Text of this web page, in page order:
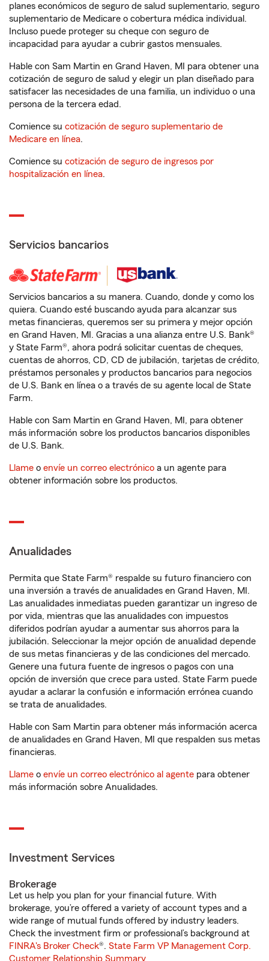
planes económicos de seguro de salud suplementario, seguro
suplementario de Medicare o cobertura médica individual.
Incluso puede proteger su cheque con seguro de
incapacidad para ayudar a cubrir gastos mensuales.
Hable con Sam Martin en Grand Haven, MI para obtener una
cotización de seguro de salud y elegir un plan diseñado para
satisfacer las necesidades de una familia, un individuo o una
persona de la tercera edad.
Comience su cotización de seguro suplementario de
Medicare en línea.
Comience su cotización de seguro de ingresos por
hospitalización en línea.
Servicios bancarios
Servicios bancarios a su manera. Cuando, donde y como los
quiera. Cuando esté buscando ayuda para alcanzar sus
metas financieras, queremos ser su primera y mejor opción
en Grand Haven, MI. Gracias a una alianza entre U.S. Bank®
y State Farm®, ahora podrá solicitar cuentas de cheques,
cuentas de ahorros, CD, CD de jubilación, tarjetas de crédito,
préstamos personales y productos bancarios para negocios
de U.S. Bank en línea o a través de su agente local de State
Farm.
Hable con Sam Martin en Grand Haven, MI, para obtener
más información sobre los productos bancarios disponibles
de U.S. Bank.
Llame o envíe un correo electrónico a un agente para
obtener información sobre los productos.
Anualidades
Permita que State Farm® respalde su futuro financiero con
una inversión a través de anualidades en Grand Haven, MI.
Las anualidades inmediatas pueden garantizar un ingreso de
por vida, mientras que las anualidades con impuestos
diferidos podrían ayudar a aumentar sus ahorros para la
jubilación. Seleccionar la mejor opción de anualidad depende
de sus metas financieras y de las condiciones del mercado.
Genere una futura fuente de ingresos o pagos con una
opción de inversión que crece para usted. State Farm puede
ayudar a aclarar la confusión e información errónea cuando
se trata de anualidades.
Hable con Sam Martin para obtener más información acerca
de anualidades en Grand Haven, MI que respalden sus metas
financieras.
Llame o envíe un correo electrónico al agente para obtener
más información sobre Anualidades.
Investment Services
Brokerage
Let us help you plan for your financial future. With
brokerage, you’re offered a variety of account types and a
wide range of mutual funds offered by industry leaders.
Check the investment firm or professional’s background at
FINRA's Broker Check®. State Farm VP Management Corp.
Customer Relationship Summary